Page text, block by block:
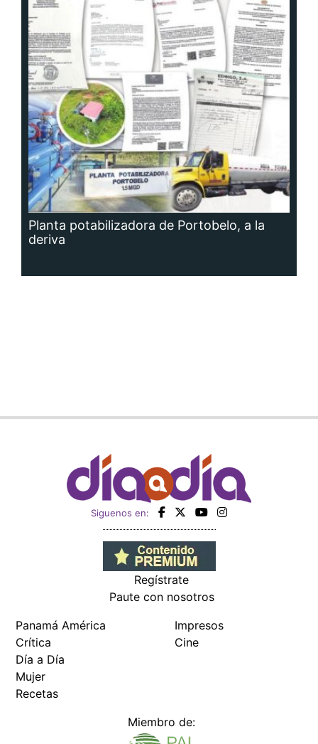
Planta potabilizadora de Portobelo, a la
deriva
Siguenos en:
Regístrate
Paute con nosotros
Panamá América
Crítica
Día a Día
Mujer
Recetas
Impresos
Cine
Miembro de: